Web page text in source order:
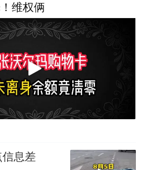
维权俩
息差